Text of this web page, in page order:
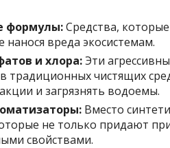
формулы:Средства,
нанося вреда экосистемам.
и хлора:Эти
традиционных чистящих
и загрязнять водоемы.
Вместо
не только придают
свойствами.